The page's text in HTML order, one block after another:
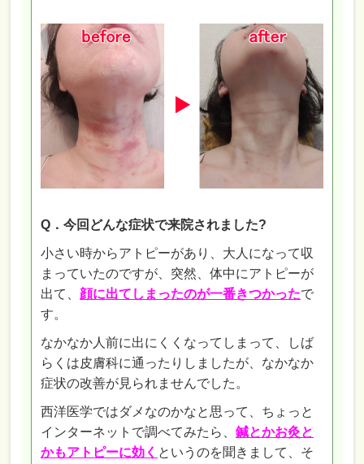
Q．今回どんな症状で来院されました?
小さい時からアトピーがあり、大人になって収
まっていたのですが、突然、体中にアトピーが
出て、 顔に出てしまったのが一番きつかったで
す。
なかなか人前に出にくくなってしまって、しば
らくは皮膚科に通ったりしましたが、なかなか
症状の改善が見られませんでした。
西洋医学ではダメなのかなと思って、ちょっと
インターネットで調べてみたら、鍼とかお灸と
かもアトピーに効く というのを聞きまして、そ